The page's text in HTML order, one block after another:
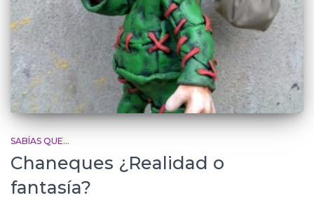
SABÍAS QUE...
Chaneques ¿Realidad o
fantasía?